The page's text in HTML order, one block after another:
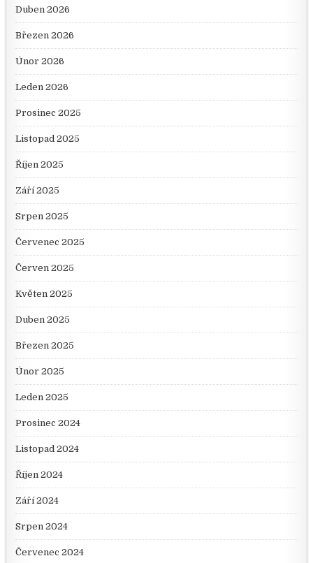
Duben 2026
Březen 2026
Únor 2026
Leden 2026
Prosinec 2025
Listopad 2025
Říjen 2025
Září 2025
Srpen 2025
Červenec 2025
Červen 2025
Květen 2025
Duben 2025
Březen 2025
Únor 2025
Leden 2025
Prosinec 2024
Listopad 2024
Říjen 2024
Září 2024
Srpen 2024
Červenec 2024